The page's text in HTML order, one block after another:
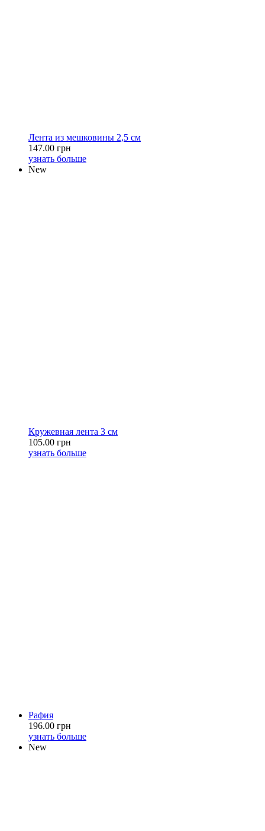
Лента из мешковины 2,5 см
147.00 грн
узнать больше
New
Кружевная лента 3 см
105.00 грн
узнать больше
Рафия
196.00 грн
узнать больше
New